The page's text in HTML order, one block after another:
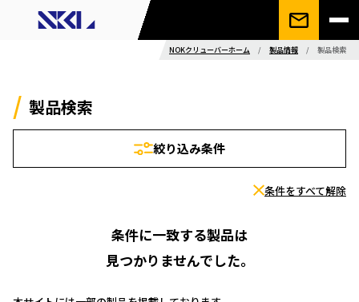
NOKクリューバーホーム / 製品情報 / 製品検索
製品検索
絞り込み条件
条件をすべて解除
条件に一致する製品は
見つかりませんでした。